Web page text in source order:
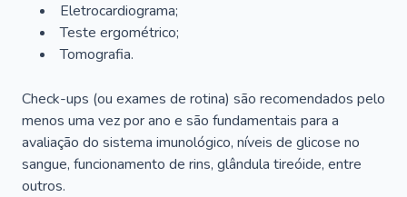
Eletrocardiograma;
Teste ergométrico;
Tomografia.
Check-ups (ou exames de rotina) são recomendados pelo
menos uma vez por ano e são fundamentais para a
avaliação do sistema imunológico, níveis de glicose no
sangue, funcionamento de rins, glândula tireóide, entre
outros.